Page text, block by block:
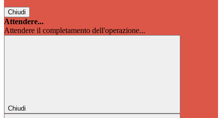
Chiudi
Attendere...
Attendere il completamento dell'operazione...
Chiudi